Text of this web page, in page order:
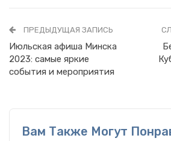
ПРЕДЫДУЩАЯ ЗАПИСЬ
Июльская афиша Минска
2023: самые яркие
события и мероприятия
Вам Также Могут